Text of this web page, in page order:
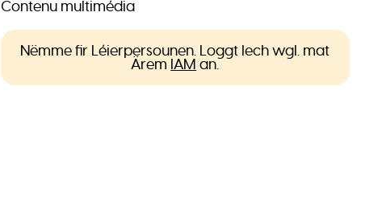
Contenu multimédia
Nëmme fir Léierpersounen. Loggt Iech wgl. mat
Ärem IAM an.